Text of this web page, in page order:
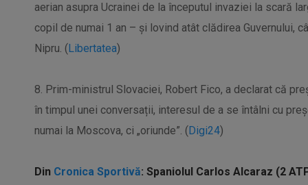
aerian asupra Ucrainei de la începutul invaziei la scară
copil de numai 1 an – și lovind atât clădirea Guvernului,
Nipru. (Libertatea)
8. Prim-ministrul Slovaciei, Robert Fico, a declarat că
în timpul unei conversații, interesul de a se întâlni cu
numai la Moscova, ci „oriunde”. (Digi24)
Din Cronica Sportivă: Spaniolul Carlos Alcaraz (2